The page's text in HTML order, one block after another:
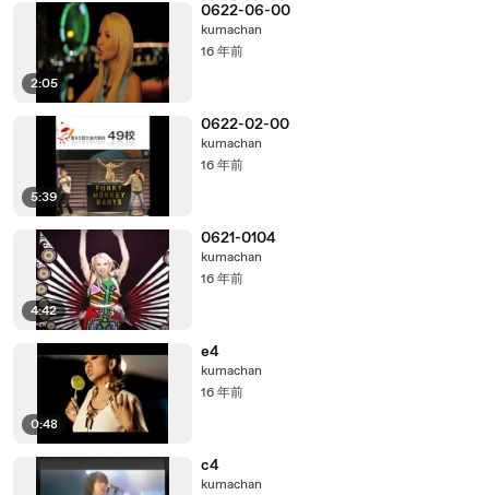
2:05
0622-06-00
kumachan
16 年前
5:39
0622-02-00
kumachan
16 年前
4:42
0621-0104
kumachan
16 年前
0:48
e4
kumachan
16 年前
c4
kumachan